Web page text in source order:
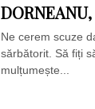
Ne cerem scuze
sărbătorit. Să fiți
mulțumește...